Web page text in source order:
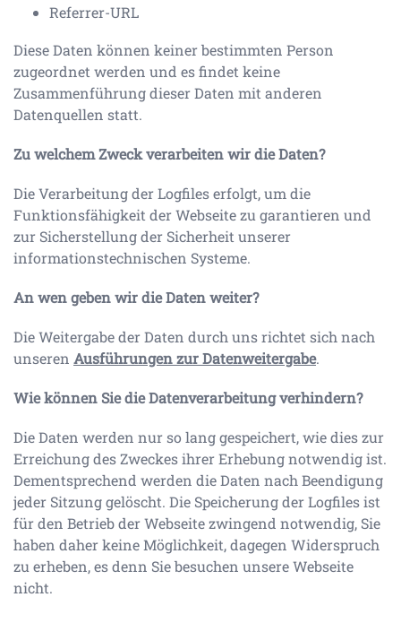
Referrer-URL
Diese Daten können keiner bestimmten Person
zugeordnet werden und es findet keine
Zusammenführung dieser Daten mit anderen
Datenquellen statt.
Zu welchem Zweck verarbeiten wir die Daten?
Die Verarbeitung der Logfiles erfolgt, um die
Funktionsfähigkeit der Webseite zu garantieren und
zur Sicherstellung der Sicherheit unserer
informationstechnischen Systeme.
An wen geben wir die Daten weiter?
Die Weitergabe der Daten durch uns richtet sich nach
unseren Ausführungen zur Datenweitergabe.
Wie können Sie die Datenverarbeitung verhindern?
Die Daten werden nur so lang gespeichert, wie dies zur
Erreichung des Zweckes ihrer Erhebung notwendig ist.
Dementsprechend werden die Daten nach Beendigung
jeder Sitzung gelöscht. Die Speicherung der Logfiles ist
für den Betrieb der Webseite zwingend notwendig, Sie
haben daher keine Möglichkeit, dagegen Widerspruch
zu erheben, es denn Sie besuchen unsere Webseite
nicht.